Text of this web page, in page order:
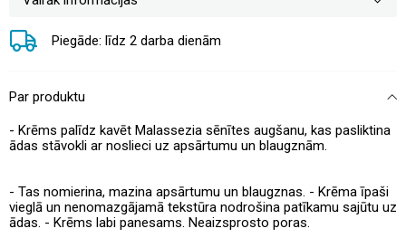
Piegāde: līdz 2 darba dienām
Par produktu
- Krēms palīdz kavēt Malassezia sēnītes augšanu, kas pasliktina
ādas stāvokli ar noslieci uz apsārtumu un blaugznām.
- Tas nomierina, mazina apsārtumu un blaugznas. - Krēma īpaši
vieglā un nenomazgājamā tekstūra nodrošina patīkamu sajūtu uz
ādas. - Krēms labi panesams. Neaizsprosto poras.